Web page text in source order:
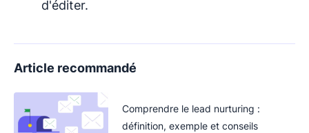
d'éditer.
Article recommandé
Comprendre le lead nurturing :
définition, exemple et conseils